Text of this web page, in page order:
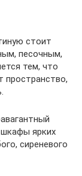
стоит
песочным,
тем, что
пространство,
шкафы ярких
сиреневого